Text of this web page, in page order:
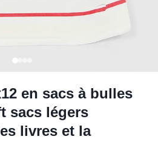
en sacs à bulles
sacs légers
livres et la